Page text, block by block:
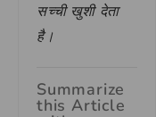
सच्ची खुशी देता
है।
Summarize
this Article